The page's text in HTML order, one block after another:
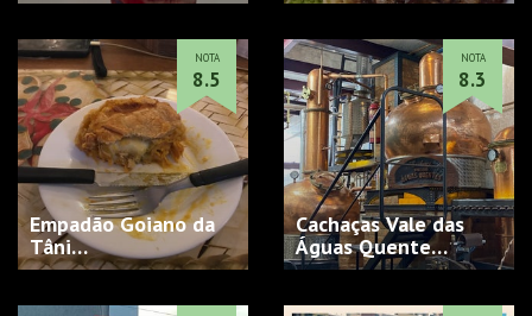
Empadão Goiano da
Tâni…
NOTA
8.5
Cachaças Vale das
Águas Quente…
NOTA
8.3